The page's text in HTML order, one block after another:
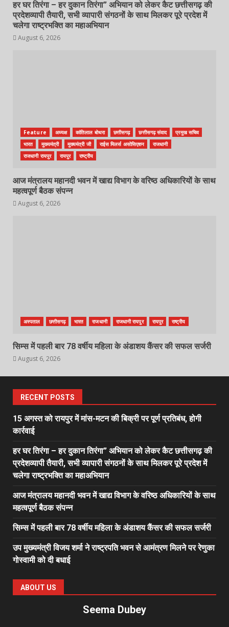
हर घर तिरंगा – हर दुकान तिरंगा” अभियान को लेकर कैट छत्तीसगढ़ की
प्रदेशव्यापी तैयारी, सभी व्यापारी संगठनों के साथ मिलकर पूरे प्रदेश में
चलेगा राष्ट्रभक्ति का महाअभियान
August 6, 2026
Feature अध्यक्ष कांतिलाल बोथरा छत्तीसगढ़ छत्तीसगढ़ संवाद
प्रमुख सचिव
भारत
मुख्यमंत्री मुख्यमंत्री जी राईस मिलर्स असोसिएशन
राजधानी
राजधानी रायपुर
रायपुर राष्ट्रीय
आज मंत्रालय महानदी भवन में खाद्य विभाग के वरिष्ठ अधिकारियों के साथ
महत्वपूर्ण बैठक संपन्न
August 6, 2026
अस्पताल छत्तीसगढ़ भारत राजधानी राजधानी रायपुर रायपुर राष्ट्रीय
सिम्स में पहली बार 78 वर्षीय महिला के अंडाशय कैंसर की सफल सर्जरी
August 6, 2026
RECENT POSTS
15 अगस्त को रायपुर में मांस-मटन की बिक्री पर पूर्ण प्रतिबंध, होगी
कार्रवाई
हर घर तिरंगा – हर दुकान तिरंगा” अभियान को लेकर कैट छत्तीसगढ़ की
प्रदेशव्यापी तैयारी, सभी व्यापारी संगठनों के साथ मिलकर पूरे प्रदेश में
चलेगा राष्ट्रभक्ति का महाअभियान
आज मंत्रालय महानदी भवन में खाद्य विभाग के वरिष्ठ अधिकारियों के साथ
महत्वपूर्ण बैठक संपन्न
सिम्स में पहली बार 78 वर्षीय महिला के अंडाशय कैंसर की सफल सर्जरी
उप मुख्यमंत्री विजय शर्मा ने राष्ट्रपति भवन से आमंत्रण मिलने पर रेणुका
गोस्वामी को दी बधाई
ABOUT US
Seema Dubey